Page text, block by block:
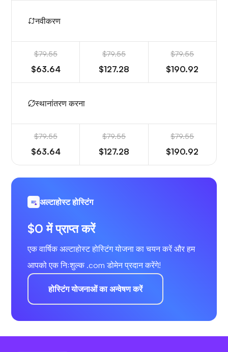
नवीकरण
$79.55
$63.64
$79.55
$127.28
$79.55
$190.92
स्थानांतरण करना
$79.55
$63.64
$79.55
$127.28
$79.55
$190.92
अल्टाहोस्ट होस्टिंग
$0 में प्राप्त करें
एक वार्षिक अल्टाहोस्ट होस्टिंग योजना का चयन करें और हम
आपको एक निःशुल्क .com डोमेन प्रदान करेंगे!
होस्टिंग योजनाओं का अन्वेषण करें